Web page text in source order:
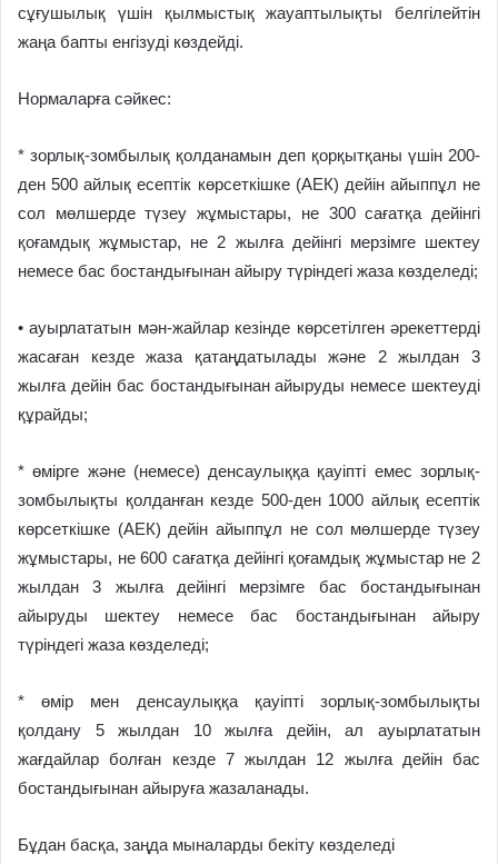
сұғушылық үшін қылмыстық жауаптылықты белгілейтін
жаңа бапты енгізуді көздейді.
Нормаларға сәйкес:
* зорлық-зомбылық қолданамын деп қорқытқаны үшін 200-
ден 500 айлық есептік көрсеткішке (АЕК) дейін айыппұл не
сол мөлшерде түзеу жұмыстары, не 300 сағатқа дейінгі
қоғамдық жұмыстар, не 2 жылға дейінгі мерзімге шектеу
немесе бас бостандығынан айыру түріндегі жаза көзделеді;
• ауырлататын мән-жайлар кезінде көрсетілген әрекеттерді
жасаған кезде жаза қатаңдатылады және 2 жылдан 3
жылға дейін бас бостандығынан айыруды немесе шектеуді
құрайды;
* өмірге және (немесе) денсаулыққа қауіпті емес зорлық-
зомбылықты қолданған кезде 500-ден 1000 айлық есептік
көрсеткішке (АЕК) дейін айыппұл не сол мөлшерде түзеу
жұмыстары, не 600 сағатқа дейінгі қоғамдық жұмыстар не 2
жылдан 3 жылға дейінгі мерзімге бас бостандығынан
айыруды шектеу немесе бас бостандығынан айыру
түріндегі жаза көзделеді;
* өмір мен денсаулыққа қауіпті зорлық-зомбылықты
қолдану 5 жылдан 10 жылға дейін, ал ауырлататын
жағдайлар болған кезде 7 жылдан 12 жылға дейін бас
бостандығынан айыруға жазаланады.
Бұдан басқа, заңда мыналарды бекіту көзделеді